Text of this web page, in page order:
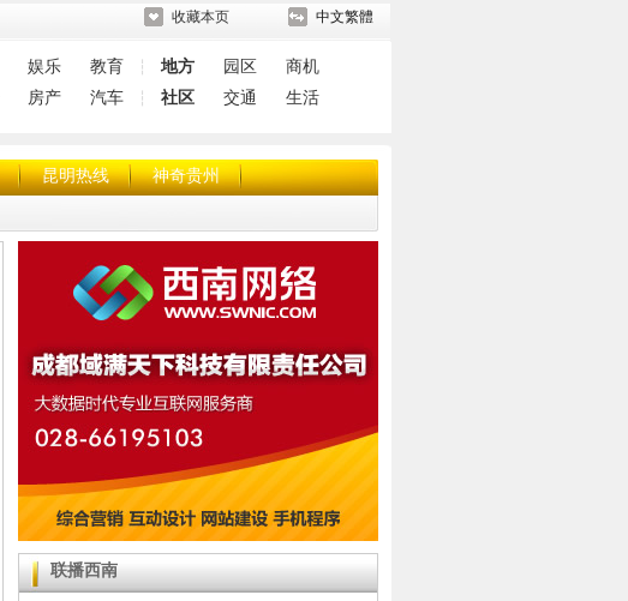
中文繁體
收藏本页
娱乐 教育 ┆ 地方 园区
商机
房产 汽车 ┆ 社区 交通 生活
昆明热线 神奇贵州
联播西南